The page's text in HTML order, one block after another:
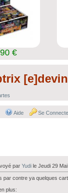
€
Aide Se
par Yudi le Jeudi 29
par contre ya quelques
plus: